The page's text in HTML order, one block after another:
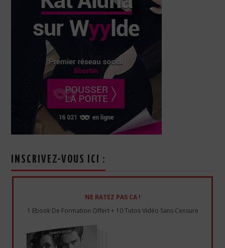
INSCRIVEZ-VOUS ICI :
NE RATEZ PAS CA !
1 Ebook De Formation Offert + 10 Tutos Vidéo Sans Censure